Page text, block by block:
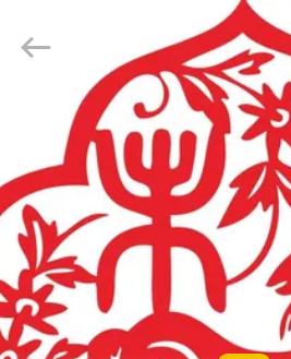
HOGAR
PRODUCTOS
VR
SHOW
한국
Polski
Porcelana
Bueno
Calidad
Triturador
hidráulico
de
la
pila
Proveedor.